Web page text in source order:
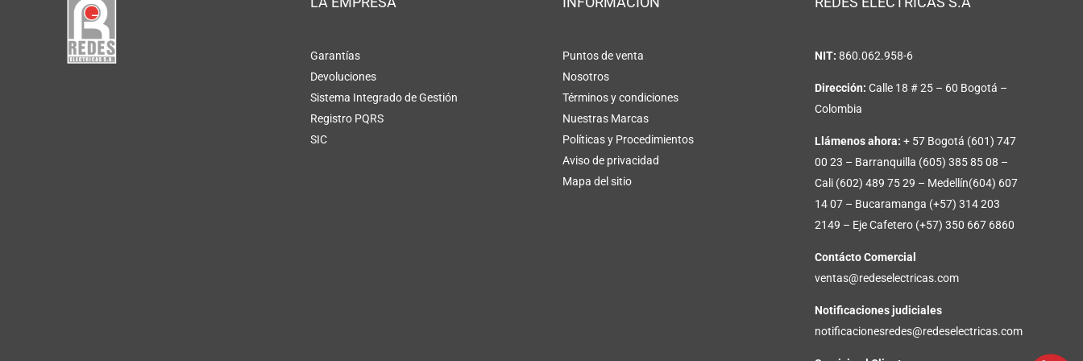
Garantías
Devoluciones
Sistema Integrado de Gestión
Registro PQRS
SIC
Puntos de venta
Nosotros
Términos y condiciones
Nuestras Marcas
Políticas y Procedimientos
Aviso de privacidad
Mapa del sitio
NIT: 860.062.958-6
Dirección: Calle 18 # 25 – 60 Bogotá –
Colombia
Llámenos ahora: + 57 Bogotá (601) 747
00 23 – Barranquilla (605) 385 85 08 –
Cali (602) 489 75 29 – Medellín(604) 607
14 07 – Bucaramanga (+57) 314 203
2149 – Eje Cafetero (+57) 350 667 6860
Contácto Comercial
ventas@redeselectricas.com
Notificaciones judiciales
notificacionesredes@redeselectricas.com